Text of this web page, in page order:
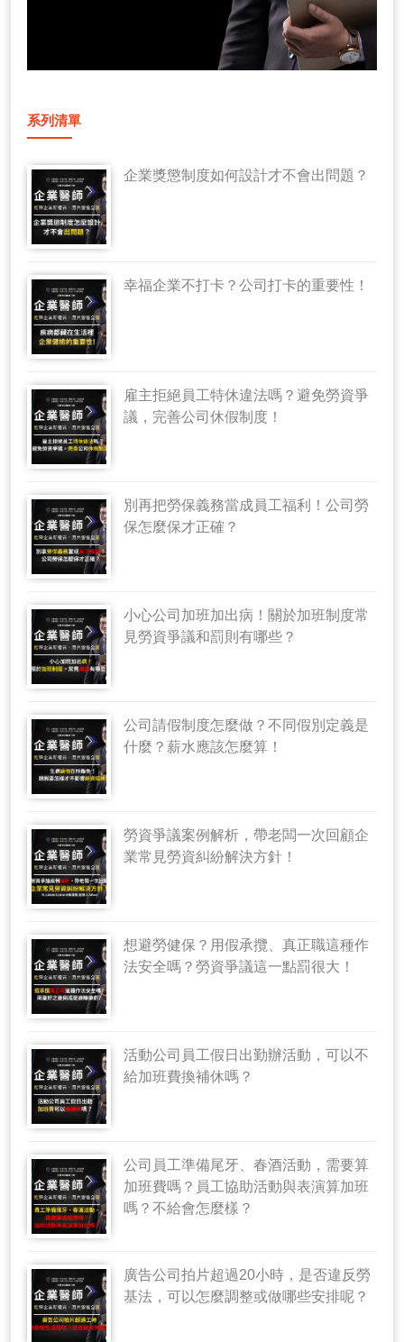
系列清單
企業獎懲制度如何設計才不會出問題？
幸福企業不打卡？公司打卡的重要性！
雇主拒絕員工特休違法嗎？避免勞資爭
議，完善公司休假制度！
別再把勞保義務當成員工福利！公司勞
保怎麼保才正確？
小心公司加班加出病！關於加班制度常
見勞資爭議和罰則有哪些？
公司請假制度怎麼做？不同假別定義是
什麼？薪水應該怎麼算！
勞資爭議案例解析，帶老闆一次回顧企
業常見勞資糾紛解決方針！
想避勞健保？用假承攬、真正職這種作
法安全嗎？勞資爭議這一點罰很大！
活動公司員工假日出勤辦活動，可以不
給加班費換補休嗎？
公司員工準備尾牙、春酒活動，需要算
加班費嗎？員工協助活動與表演算加班
嗎？不給會怎麼樣？
廣告公司拍片超過20小時，是否違反勞
基法，可以怎麼調整或做哪些安排呢？